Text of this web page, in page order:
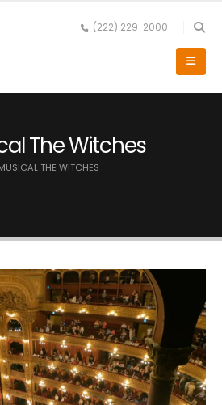
(222) 229-2000
The Witches
THE WITCHES